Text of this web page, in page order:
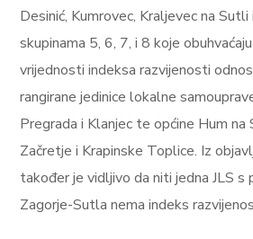
Desinić, Kumrovec, Kraljevec na Sutli
skupinama 5, 6, 7, i 8 koje
vrijednosti indeksa razvijenosti
rangirane jedinice lokalne
Pregrada i Klanjec te općine Hum na
Začretje i Krapinske Toplice. Iz
također je vidljivo da niti jedna JLS s
Zagorje-Sutla nema indeks